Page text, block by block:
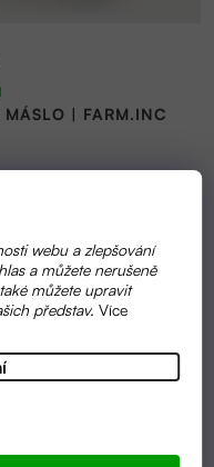
webu a zlepšování
a můžete nerušeně
můžete upravit
představ.Více
MÁSLO | FARM.INC